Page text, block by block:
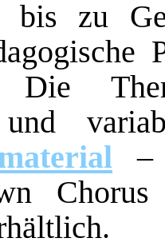
bis zu
Die
und
–